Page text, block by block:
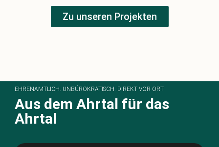
Zu unseren Projekten
EHRENAMTLICH. UNBÜROKRATISCH. DIREKT VOR ORT.
Aus dem Ahrtal für das
Ahrtal